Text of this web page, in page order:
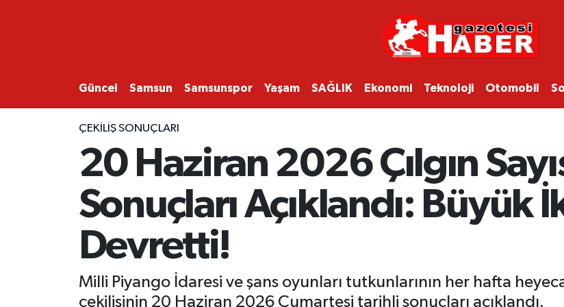
Güncel Samsun Samsunspor Yaşam SAĞLIK Ekonomi Teknoloji Otomobil
ÇEKILIŞ SONUÇLARI
20 Haziran 2026 Çılgın
Sonuçları Açıklandı: Büyük
Devretti!
Milli Piyango İdaresi ve şans oyunları tutkunlarının her hafta
çekilişinin 20 Haziran 2026 Cumartesi tarihli sonuçları açıklandı.
SAMSUN
SAMSUNSPOR
EKONOMİ